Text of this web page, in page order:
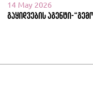
14 May 2026
გაყიდვების აგენტი-